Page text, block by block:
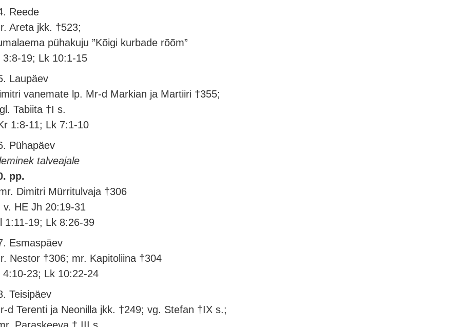
Reede
Areta jkk. †523;
pühakuju ”Kõigi kurbade rõõm”
3:8-19; Lk 10:1-15
Laupäev
vanemate lp. Mr-d Markian ja Martiiri †355;
Tabiita †I s.
1:8-11; Lk 7:1-10
Pühapäev
talveajale
pp.
Dimitri Mürritulvaja †306
v. HE Jh 20:19-31
1:11-19; Lk 8:26-39
Esmaspäev
Nestor †306; mr. Kapitoliina †304
4:10-23; Lk 10:22-24
Teisipäev
d Terenti ja Neonilla jkk. †249; vg. Stefan †IX s.;